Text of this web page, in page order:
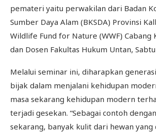
pemateri yaitu perwakilan dari Badan
Sumber Daya Alam (BKSDA) Provinsi
Wildlife Fund for Nature (WWF) Cabang
dan Dosen Fakultas Hukum Untan,
Melalui seminar ini, diharapkan
bijak dalam menjalani kehidupan
masa sekarang kehidupan modern
terjadi gesekan. “Sebagai contoh
sekarang, banyak kulit dari hewan yang